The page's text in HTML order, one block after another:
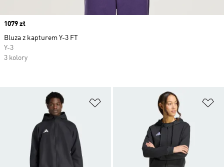
Dodaj do listy życzeń
Price
1079 zł
Bluza z kapturem Y-3 FT
Y-3
3 kolory